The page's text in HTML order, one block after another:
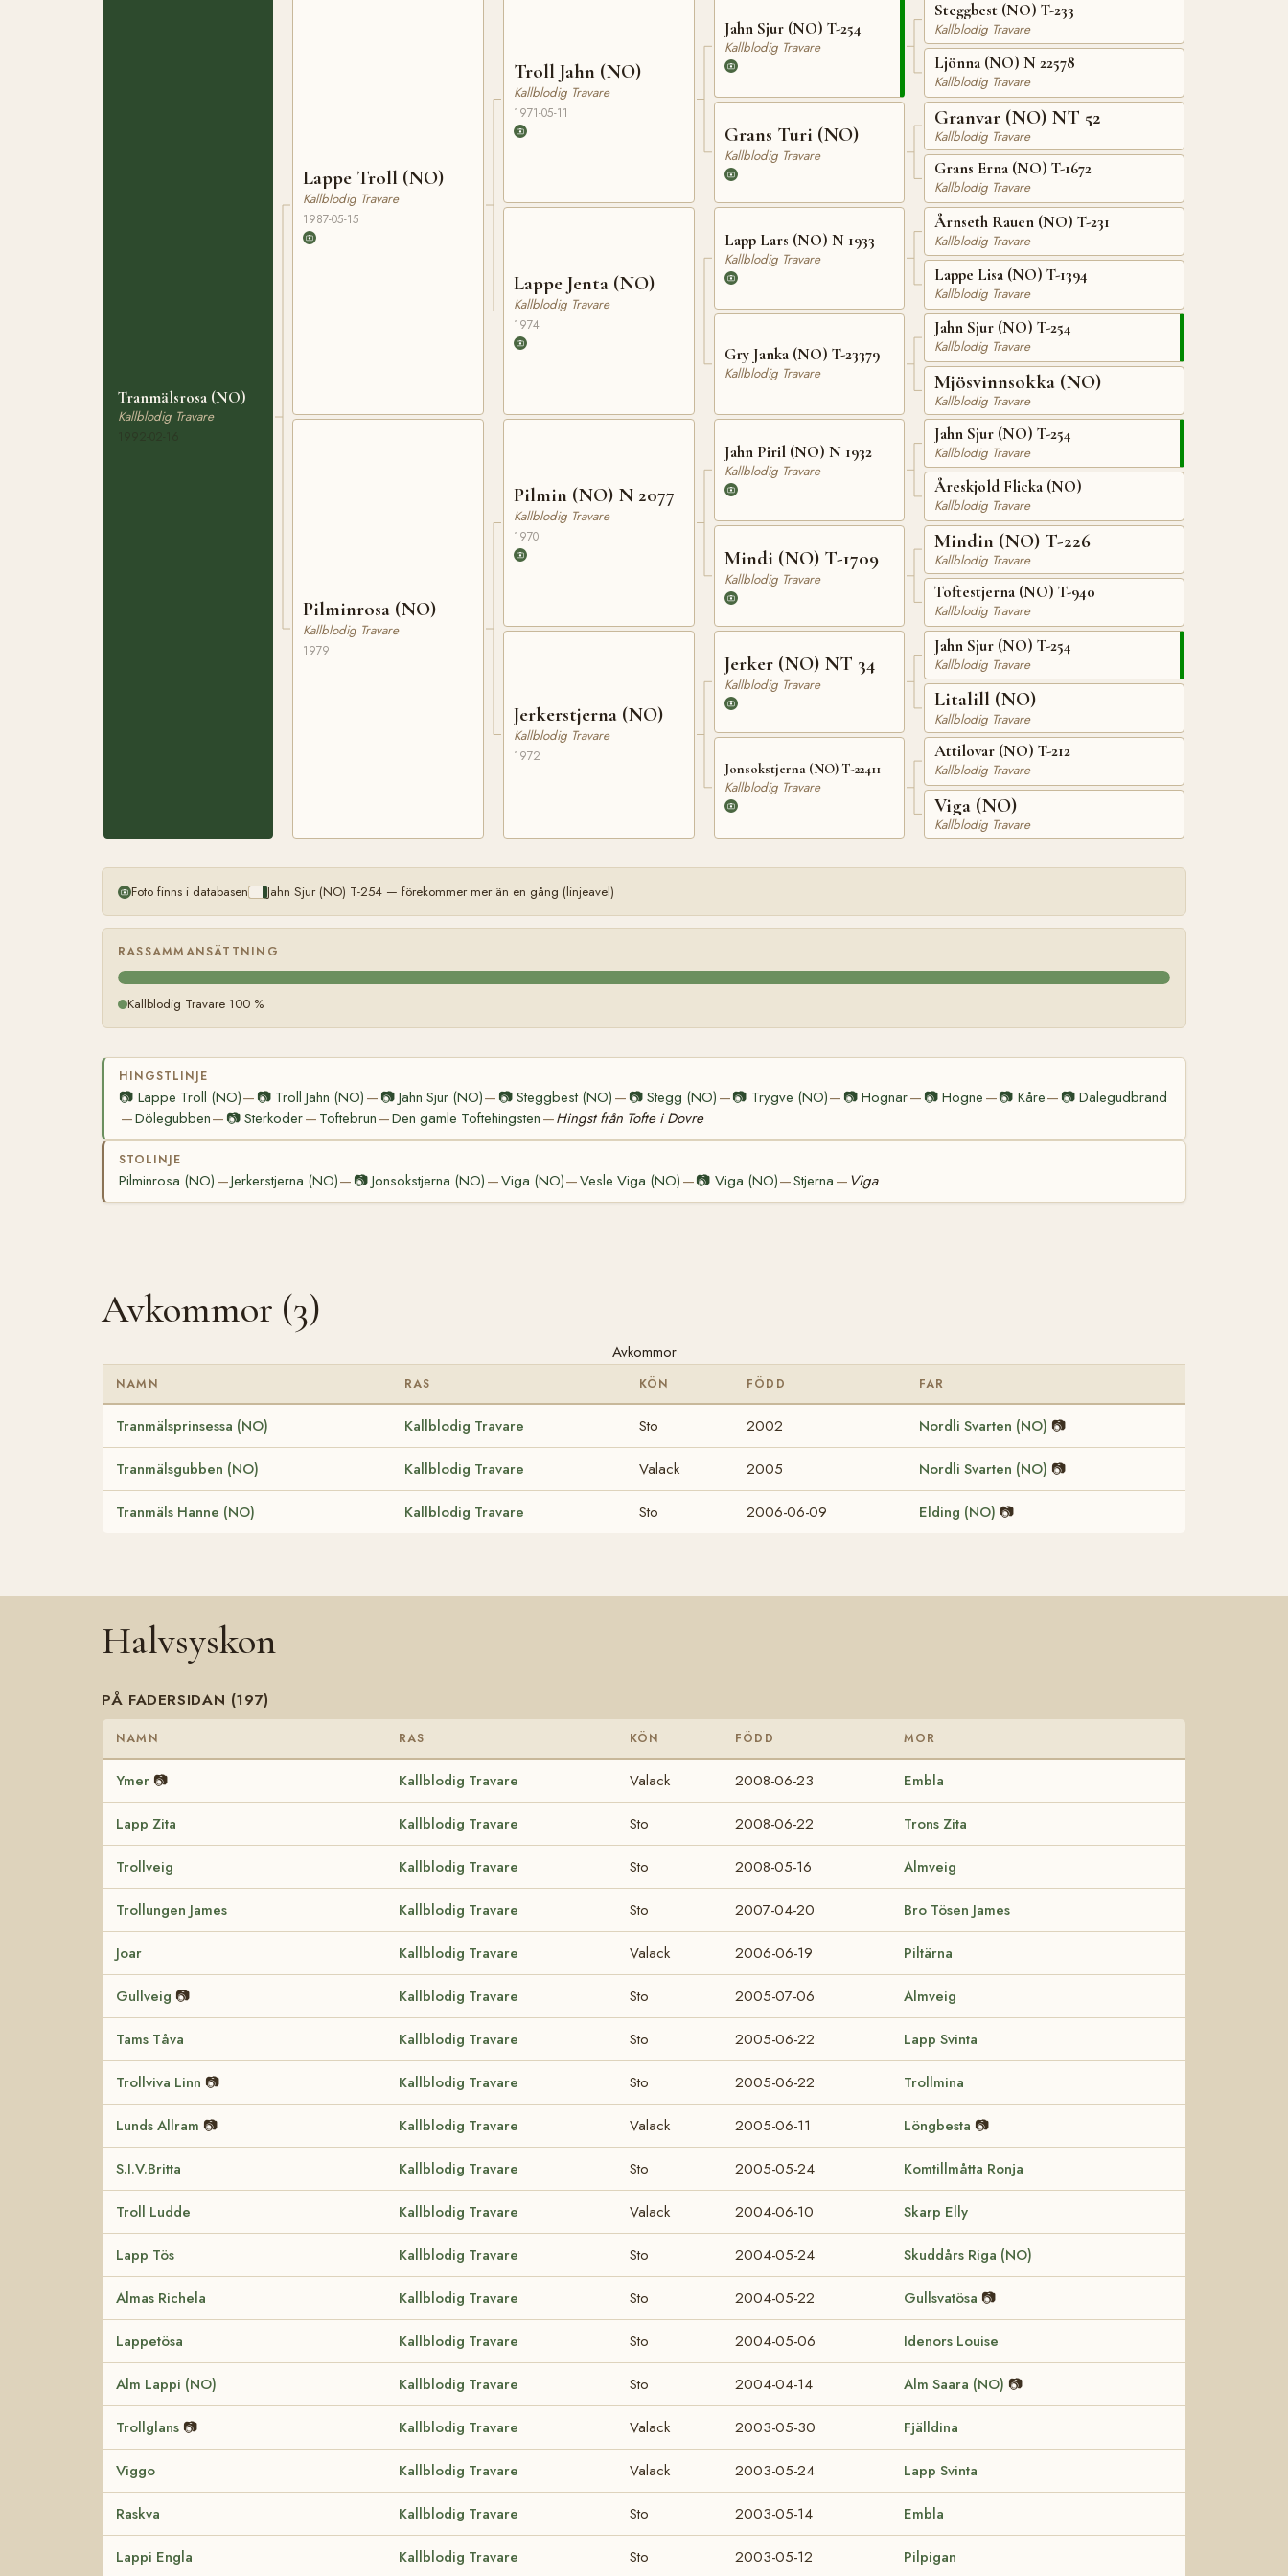
Tranmälsrosa (NO)
Kallblodig Travare
Lappe Troll (NO)
Kallblodig Travare
1987-05-15
Pilminrosa (NO)
Kallblodig Travare
1979
Troll Jahn (NO)
Kallblodig Travare
1971-05-11
Lappe Jenta (NO)
Kallblodig Travare
1974
Pilmin (NO) N 2077
Kallblodig Travare
1970
Jerkerstjerna (NO)
Kallblodig Travare
1972
Jahn Sjur (NO) T-254
Kallblodig Travare
Grans Turi (NO)
Kallblodig Travare
Lapp Lars (NO) N 1933
Kallblodig Travare
Gry Janka (NO) T-23379
Kallblodig Travare
Jahn Piril (NO) N 1932
Kallblodig Travare
Mindi (NO) T-1709
Kallblodig Travare
Jerker (NO) NT 34
Kallblodig Travare
Jonsokstjerna (NO) T-22411
Kallblodig Travare
Steggbest (NO) T-233
Kallblodig Travare
Ljönna (NO) N 22578
Kallblodig Travare
Granvar (NO) NT 52
Kallblodig Travare
Grans Erna (NO) T-1672
Kallblodig Travare
Årnseth Rauen (NO) T-231
Kallblodig Travare
Lappe Lisa (NO) T-1394
Kallblodig Travare
Jahn Sjur (NO) T-254
Kallblodig Travare
Mjösvinnsokka (NO)
Kallblodig Travare
Jahn Sjur (NO) T-254
Kallblodig Travare
Åreskjold Flicka (NO)
Kallblodig Travare
Mindin (NO) T-226
Kallblodig Travare
Toftestjerna (NO) T-940
Kallblodig Travare
Jahn Sjur (NO) T-254
Kallblodig Travare
Litalill (NO)
Kallblodig Travare
Attilovar (NO) T-212
Kallblodig Travare
Viga (NO)
Kallblodig Travare
Foto finns i databasen Jahn Sjur (NO) T-254 — förekommer mer än en gång (linjeavel)
RASSAMMANSÄTTNING
Kallblodig Travare 100 %
HINGSTLINJE
📷 Lappe Troll (NO)— 📷 Troll Jahn (NO) — 📷Jahn Sjur (NO)— 📷 Steggbest (NO) — 📷Stegg (NO) —📷 Trygve (NO)— 📷Högnar— 📷Högne —📷 Kåre— 📷Dalegudbrand
—Dölegubben— 📷Sterkoder— Toftebrun—Den gamle Toftehingsten —Hingst från Tofte i Dovre
STOLINJE
Pilminrosa (NO) —Jerkerstjerna (NO)— 📷Jonsokstjerna (NO) —Viga (NO)—Vesle Viga (NO) —📷 Viga (NO)—Stjerna — Viga
Avkommor (3)
Avkommor
NAMN RAS KÖN FÖDD FAR
Tranmälsprinsessa (NO) Kallblodig Travare Sto 2002 Nordli Svarten (NO) 📷
Tranmälsgubben (NO) Kallblodig Travare Valack 2005 Nordli Svarten (NO) 📷
Tranmäls Hanne (NO) Kallblodig Travare Sto 2006-06-09 Elding (NO) 📷
Halvsyskon
PÅ FADERSIDAN (197)
NAMN RAS KÖN FÖDD MOR
Ymer 📷 Kallblodig Travare Valack 2008-06-23 Embla
Lapp Zita Kallblodig Travare Sto 2008-06-22 Trons Zita
Trollveig Kallblodig Travare Sto 2008-05-16 Almveig
Trollungen James Kallblodig Travare Sto 2007-04-20 Bro Tösen James
Joar Kallblodig Travare Valack 2006-06-19 Piltärna
Gullveig 📷 Kallblodig Travare Sto 2005-07-06 Almveig
Tams Tåva Kallblodig Travare Sto 2005-06-22 Lapp Svinta
Trollviva Linn 📷 Kallblodig Travare Sto 2005-06-22 Trollmina
Lunds Allram 📷 Kallblodig Travare Valack 2005-06-11 Löngbesta 📷
S.I.V.Britta Kallblodig Travare Sto 2005-05-24 Komtillmåtta Ronja
Troll Ludde Kallblodig Travare Valack 2004-06-10 Skarp Elly
Lapp Tös Kallblodig Travare Sto 2004-05-24 Skuddårs Riga (NO)
Almas Richela Kallblodig Travare Sto 2004-05-22 Gullsvatösa 📷
Lappetösa Kallblodig Travare Sto 2004-05-06 Idenors Louise
Alm Lappi (NO) Kallblodig Travare Sto 2004-04-14 Alm Saara (NO) 📷
Trollglans 📷 Kallblodig Travare Valack 2003-05-30 Fjälldina
Viggo Kallblodig Travare Valack 2003-05-24 Lapp Svinta
Raskva Kallblodig Travare Sto 2003-05-14 Embla
Lappi Engla Kallblodig Travare Sto 2003-05-12 Pilpigan